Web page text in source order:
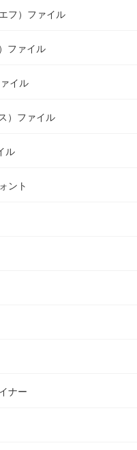
フ）ファイル
ファイル
イル
）ファイル
ル
ント
ナー